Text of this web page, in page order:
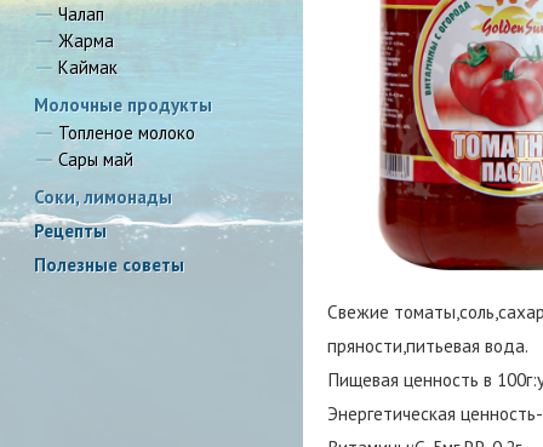
Чалап
Жарма
Каймак
Молочные продукты
Топленое молоко
Сары май
Соки, лимонады
Рецепты
Полезные советы
Свежие
пряности,питьевая вода.
Пищевая ценность в
Энергетическая